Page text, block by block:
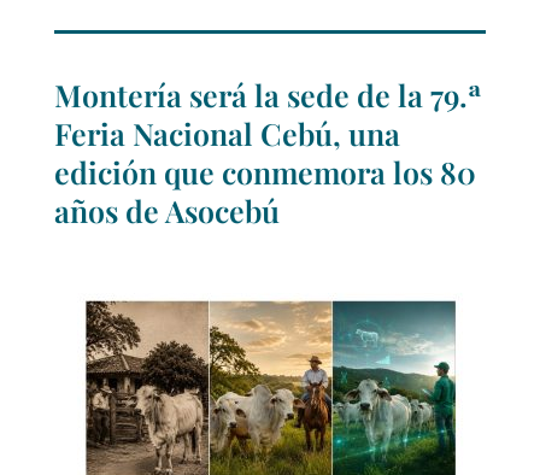
Montería será la sede de la 79.ª
Feria Nacional Cebú, una
edición que conmemora los 80
años de Asocebú